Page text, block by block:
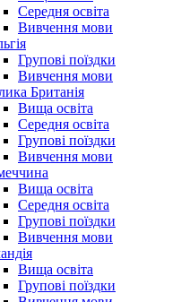
Середня освіта
Вивчення мови
Групові поїздки
Вивчення мови
Британія
Вища освіта
Середня освіта
Групові поїздки
Вивчення мови
Вища освіта
Середня освіта
Групові поїздки
Вивчення мови
Вища освіта
Групові поїздки